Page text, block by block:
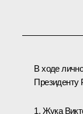
В ходе
Президенту
1. Жука